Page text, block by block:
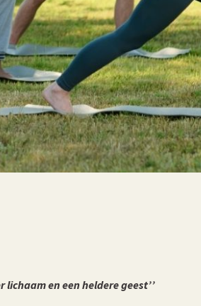
lichaam en een heldere geest’’